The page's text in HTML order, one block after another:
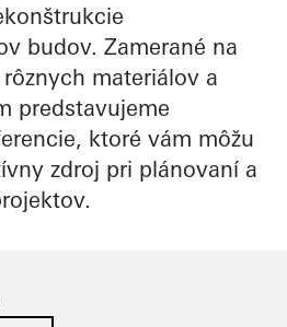
budov. Zamerané na
materiálov a
predstavujeme
ktoré vám môžu
zdroj pri plánovaní a